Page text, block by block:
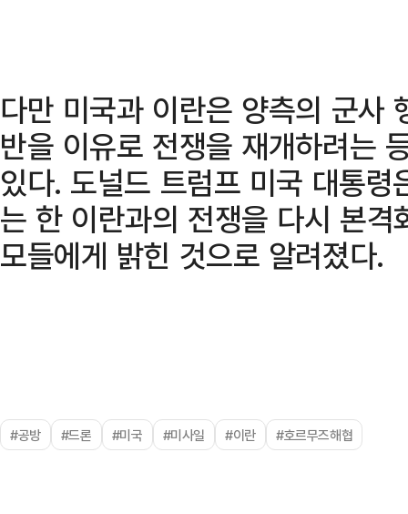
다만 미국과 이란은 양측의 군사
반을 이유로 전쟁을 재개하려는
있다. 도널드 트럼프 미국 대통
는 한 이란과의 전쟁을 다시 본
모들에게 밝힌 것으로 알려졌다.
#공방 #드론 #미국 #미사일 #이란 #호르무즈해협